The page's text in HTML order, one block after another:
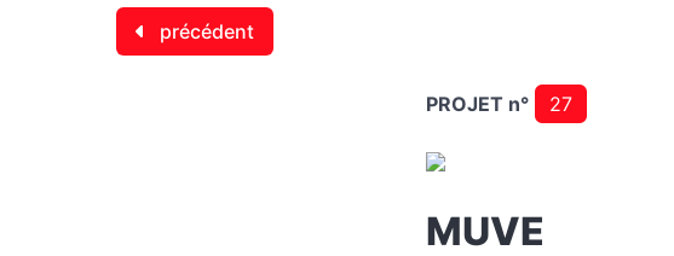
précédent
PROJET n° 27
MUVE